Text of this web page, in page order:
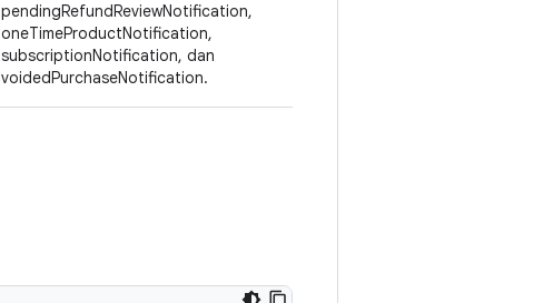
pendingRefundReviewNotification,
oneTimeProductNotification,
subscriptionNotification, dan
voidedPurchaseNotification.